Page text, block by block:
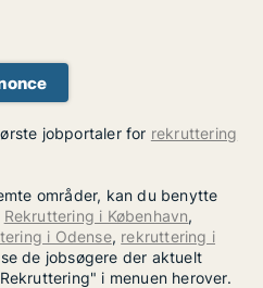
jobportaler for rekruttering
områder, kan du benytte
Rekruttering i København,
i Odense, rekruttering i
de jobsøgere der aktuelt
i menuen herover.